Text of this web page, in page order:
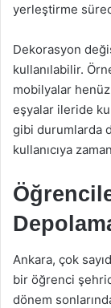
yerleştirme
Dekorasyon
kullanılabilir.
mobilyalar henüz
eşyalar ileride
gibi durumlarda
kullanıcıya
Ankara, çok
bir öğrenci
dönem